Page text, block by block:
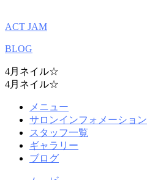
ACT JAM
BLOG
4月ネイル☆
4月ネイル☆
メニュー
サロンインフォメーション
スタッフ一覧
ギャラリー
ブログ